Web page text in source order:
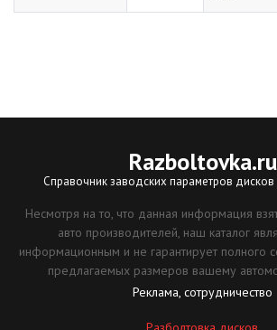
Razboltovka.ru
Справочник заводских параметров
Несмотря на то, что данная информация
авто производителей, наш каталог
информационным и не гарантирует полного
предлагаемых размеров вашему
Реклама, сотрудничество